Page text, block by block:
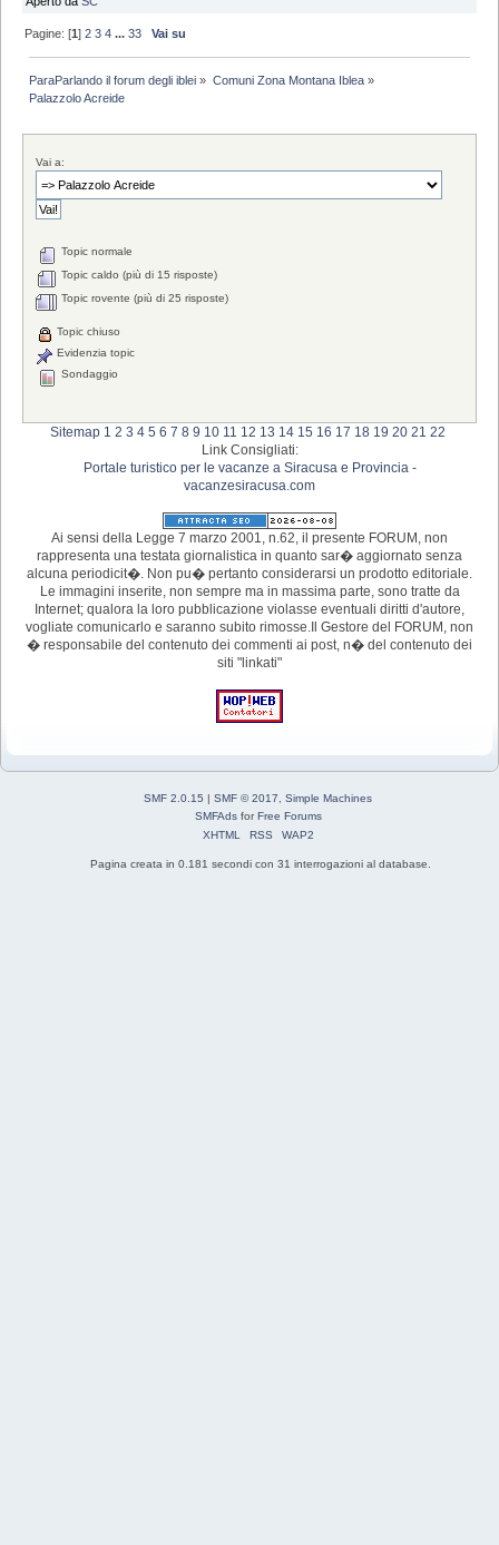
Pagine: [1]2 3 4 ...33 Vai su
ParaParlando il forum degli iblei » Comuni Zona Montana Iblea»
Palazzolo Acreide
Vai a:
Topic normale
Topic caldo (più di 15 risposte)
Topic rovente (più di 25 risposte)
Topic chiuso
Evidenzia topic
Sondaggio
Sitemap 1 2 3 4 5 6 7 8 9 10 11 12 13 14 15 16 17 18 19 20 21 22
Link Consigliati:
Portale turistico per le vacanze a Siracusa e Provincia -
vacanzesiracusa.com
Ai sensi della Legge 7 marzo 2001, n.62, il presente FORUM, non
rappresenta una testata giornalistica in quanto sar� aggiornato senza
alcuna periodicit�. Non pu� pertanto considerarsi un prodotto editoriale.
Le immagini inserite, non sempre ma in massima parte, sono tratte da
Internet; qualora la loro pubblicazione violasse eventuali diritti d'autore,
vogliate comunicarlo e saranno subito rimosse.Il Gestore del FORUM, non
� responsabile del contenuto dei commenti ai post, n� del contenuto dei
siti "linkati"
SMF 2.0.15 | SMF © 2017, Simple Machines
SMFAdsforFree Forums
XHTML
RSS WAP2
Pagina creata in 0.181 secondi con 31 interrogazioni al database.